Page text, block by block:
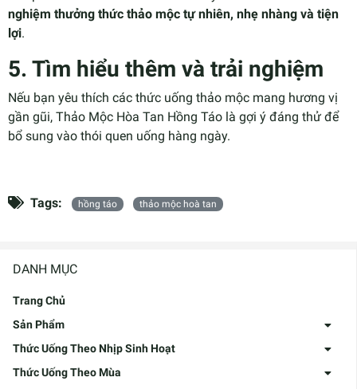
DANH MỤC
Trang Chủ
Sản Phẩm
Thức Uống Theo Nhịp Sinh Hoạt
Thức Uống Theo Mùa
nghiệm thưởng thức thảo mộc tự nhiên, nhẹ nhàng và tiện
lợi.
5. Tìm hiểu thêm và trải nghiệm
Nếu bạn yêu thích các thức uống thảo mộc mang hương vị
gần gũi, Thảo Mộc Hòa Tan Hồng Táo là gợi ý đáng thử để
bổ sung vào thói quen uống hàng ngày.
Tags: hồng táo thảo mộc hoà tan